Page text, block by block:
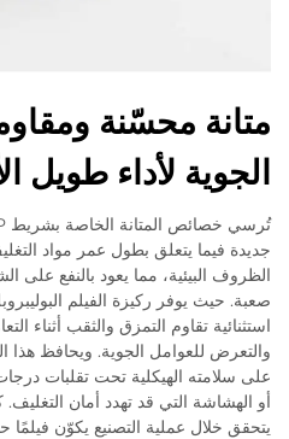
متانة محسّنة
الجوية لأداء طويل
جديدة فيما يتعلق بطول عمر مواد
الظروف البيئية، مما يعود بالنفع
صعبة. حيث يوفر ركيزة الفيلم
استثنائية تقاوم التمزق والثقب أثناء
على سلامته الهيكلية تحت تقلبات
أو الهشاشة التي قد تهدد أمان التغليف.
يتحقق خلال عملية التصنيع يكوّن فيلمًا